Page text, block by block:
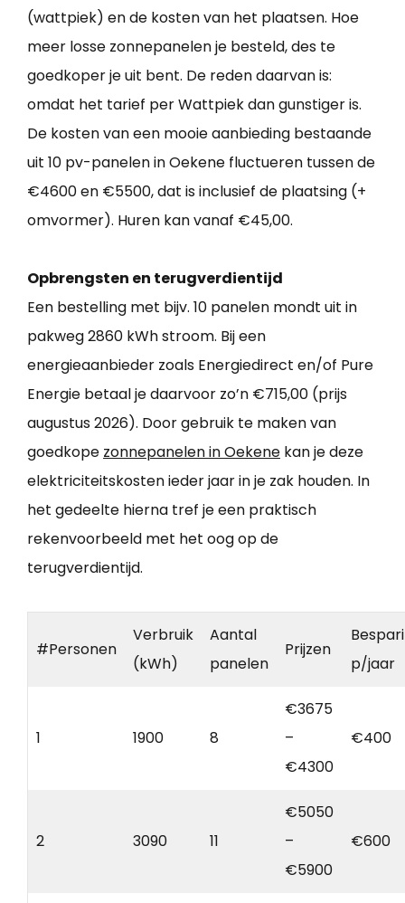
(wattpiek) en de kosten van het plaatsen. Hoe
meer losse zonnepanelen je besteld, des te
goedkoper je uit bent. De reden daarvan is:
omdat het tarief per Wattpiek dan gunstiger is.
De kosten van een mooie aanbieding bestaande
uit 10 pv-panelen in Oekene fluctueren tussen de
€4600 en €5500, dat is inclusief de plaatsing (+
omvormer). Huren kan vanaf €45,00.
Opbrengsten en terugverdientijd
Een bestelling met bijv. 10 panelen mondt uit in
pakweg 2860 kWh stroom. Bij een
energieaanbieder zoals Energiedirect en/of Pure
Energie betaal je daarvoor zo’n €715,00 (prijs
augustus 2026). Door gebruik te maken van
goedkope zonnepanelen in Oekene kan je deze
elektriciteitskosten ieder jaar in je zak houden. In
het gedeelte hierna tref je een praktisch
rekenvoorbeeld met het oog op de
terugverdientijd.
#Personen
Verbruik
(kWh)
Aantal
panelen
Prijzen
p/jaar
1 1900 8
€3675
–
€4300
€400
2 3090 11
€5050
–
€5900
€600